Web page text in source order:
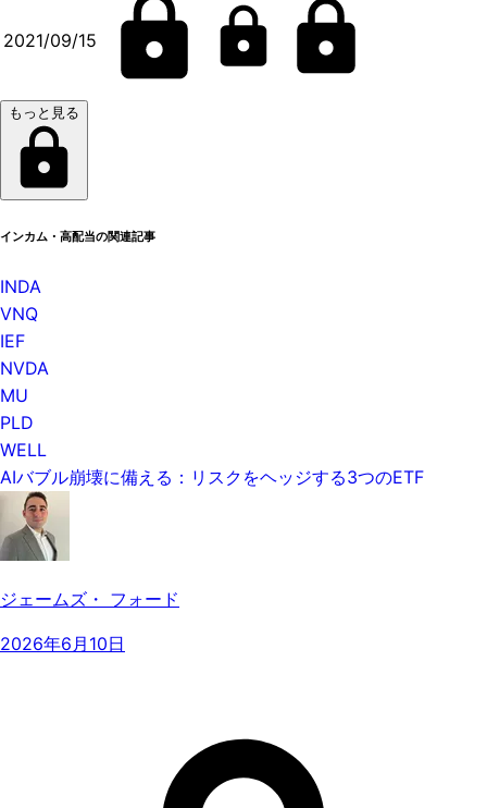
2021/09/15
もっと見る
インカム・高配当の関連記事
INDA
VNQ
IEF
NVDA
MU
PLD
WELL
AIバブル崩壊に備える：リスクをヘッジする3つのETF
ジェームズ・ フォード
2026年6月10日